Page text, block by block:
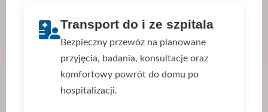
Transport do i ze szpitala
Bezpieczny przewóz na planowane
przyjęcia, badania, konsultacje oraz
komfortowy powrót do domu po
hospitalizacji.